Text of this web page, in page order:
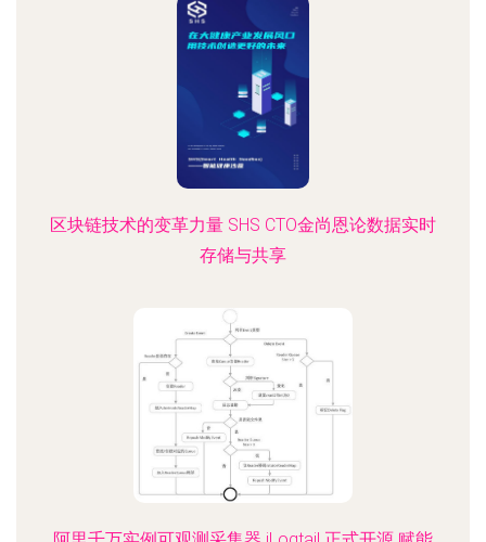
区块链技术的变革力量 SHS CTO金尚恩论数据实时
存储与共享